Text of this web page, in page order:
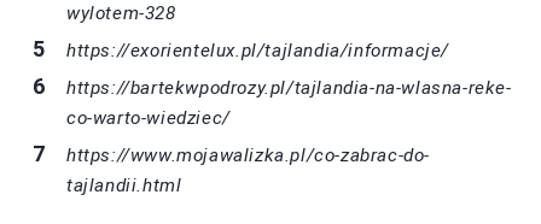
wylotem-328
https://exorientelux.pl/tajlandia/informacje/
https://bartekwpodrozy.pl/tajlandia-na-wlasna-reke-
co-warto-wiedziec/
https://www.mojawalizka.pl/co-zabrac-do-
tajlandii.html